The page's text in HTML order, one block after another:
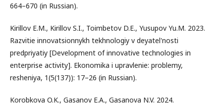
664–670 (in Russian).
Kirillov E.M., Kirillov S.I., Toimbetov D.E., Yusupov Yu.M. 2023.
Razvitie innovatsionnykh tekhnologiy v deyatel'nosti
predpriyatiy [Development of innovative technologies in
enterprise activity]. Ekonomika i upravlenie: problemy,
resheniya, 1(5(137)): 17–26 (in Russian).
Korobkova O.K., Gasanov E.A., Gasanova N.V. 2024.